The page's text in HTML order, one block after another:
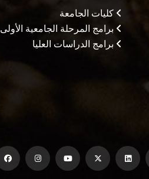
كليات الجامعة
برامج المرحلة الجامعية الأولى
برامج الدراسات العليا